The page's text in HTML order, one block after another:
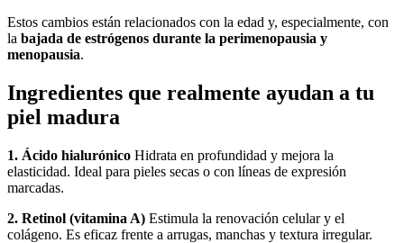
Estos cambios están relacionados con la edad y, especialmente, con
la bajada de estrógenos durante la perimenopausia y
menopausia.
Ingredientes que realmente ayudan a tu
piel madura
1. Ácido hialurónico Hidrata en profundidad y mejora la
elasticidad. Ideal para pieles secas o con líneas de expresión
marcadas.
2. Retinol (vitamina A) Estimula la renovación celular y el
colágeno. Es eficaz frente a arrugas, manchas y textura irregular.